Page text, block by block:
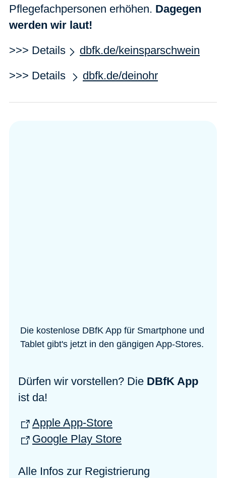
Pflegefachpersonen erhöhen. Dagegen
werden wir laut!
>>> Details
dbfk.de/keinsparschwein
>>> Details
dbfk.de/deinohr
Die kostenlose DBfK App für Smartphone und
Tablet gibt's jetzt in den gängigen App-Stores.
Dürfen wir vorstellen? Die DBfK App
ist da!
Apple App-Store
Google Play Store
Alle Infos zur Registrierung